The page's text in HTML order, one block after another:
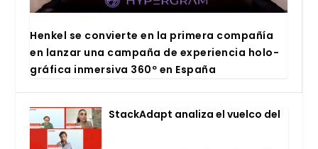
Hen­kel se con­vier­te en la pri­me­ra com­pa­ñía
en lan­zar una cam­pa­ña de expe­rien­cia holo­
grá­fi­ca inmer­si­va 360º en Espa­ña
Stac­kA­dapt ana­li­za el vuel­co del